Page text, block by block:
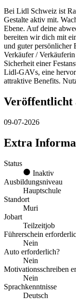
Bei Lidl Schweiz ist
Gestalte aktiv mit.
Ebene. Auf deine
bereiten wir dich mit
und guter
Verkäufer /
Sicherheit einer
Lidl-GAVs, eine
attraktive Benefits.
Veröffentlicht
09-07-2026
Extra
Status
Inaktiv
Ausbildungsniveau
Hauptschule
Standort
Muri
Jobart
Teilzeitjob
Führerschein
Nein
Auto erforderlich?
Nein
Motivationsschreiben
Nein
Sprachkenntnisse
Deutsch